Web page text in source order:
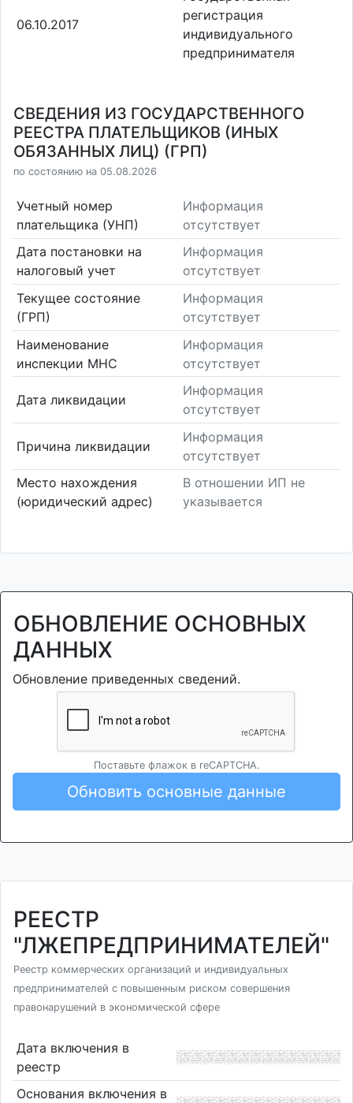
06.10.2017
регистрация
индивидуального
предпринимателя
СВЕДЕНИЯ ИЗ ГОСУДАРСТВЕННОГО
РЕЕСТРА ПЛАТЕЛЬЩИКОВ (ИНЫХ
ОБЯЗАННЫХ ЛИЦ) (ГРП)
по состоянию на 05.08.2026
Учетный номер
плательщика (УНП)
Информация
отсутствует
Дата постановки на
налоговый учет
Информация
отсутствует
Текущее состояние
(ГРП)
Информация
отсутствует
Наименование
инспекции МНС
Информация
отсутствует
Дата ликвидации
Информация
отсутствует
Причина ликвидации
Информация
отсутствует
Место нахождения
(юридический адрес)
В отношении ИП не
указывается
ОБНОВЛЕНИЕ ОСНОВНЫХ
ДАННЫХ
Обновление приведенных сведений.
Поставьте флажок в reCAPTCHA.
Обновить основные данные
РЕЕСТР
"ЛЖЕПРЕДПРИНИМАТЕЛЕЙ"
Реестр коммерческих организаций и индивидуальных
предпринимателей с повышенным риском совершения
правонарушений в экономической сфере
Дата включения в
реестр
Основания включения в